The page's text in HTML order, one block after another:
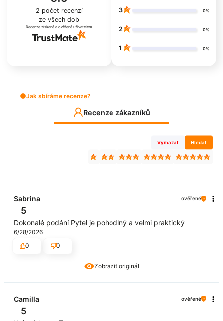
2 počet recenzí
ze všech dob
Recenze získané a ověřené uživatelem
3 0%
2 0%
1 0%
Jak sbíráme recenze?
Recenze zákazníků
Vymazat Hledat
Zobrazit originál
Sabrina ověřené
5
Dokonalé podání Pytel je pohodlný a velmi praktický
6/28/2026
0
0
Camilla ověřené
5